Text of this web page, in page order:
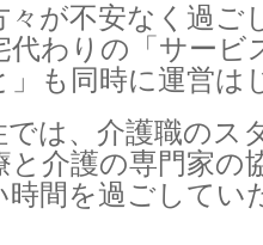
々が不安なく過ご
代わりの「サービ
」も同時に運営は
では、介護職のス
と介護の専門家の
時間を過ごしてい